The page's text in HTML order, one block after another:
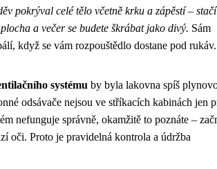
pokrýval celé tělo včetně krku a zápěstí – stačí
a večer se budete škrábat jako divý. Sám
když se vám rozpouštědlo dostane pod rukáv.
systému by byla lakovna spíš
odsávače nejsou ve stříkacích kabinách jen
nefunguje správně, okamžitě to poznáte –
oči. Proto je pravidelná kontrola a údržba